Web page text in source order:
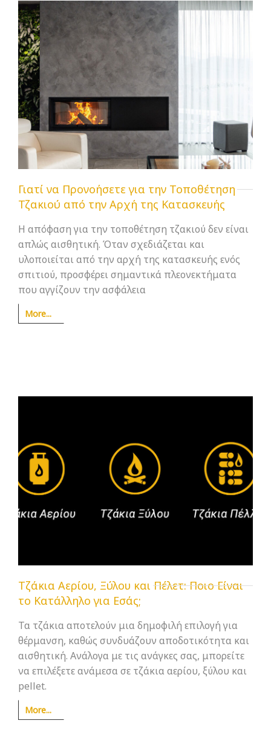
Γιατί να Προνοήσετε για την Τοποθέτηση
Τζακιού από την Αρχή της Κατασκευής
Η απόφαση για την τοποθέτηση τζακιού δεν είναι
απλώς αισθητική. Όταν σχεδιάζεται και
υλοποιείται από την αρχή της κατασκευής ενός
σπιτιού, προσφέρει σημαντικά πλεονεκτήματα
που αγγίζουν την ασφάλεια
More...
Tζάκια Αερίου, Ξύλου και Πέλετ: Ποιο Είναι
το Κατάλληλο για Εσάς;
Τα τζάκια αποτελούν μια δημοφιλή επιλογή για
θέρμανση, καθώς συνδυάζουν αποδοτικότητα και
αισθητική. Ανάλογα με τις ανάγκες σας, μπορείτε
να επιλέξετε ανάμεσα σε τζάκια αερίου, ξύλου και
pellet.
More...